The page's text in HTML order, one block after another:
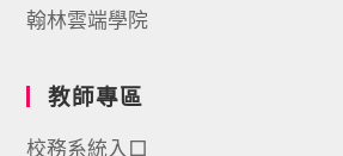
翰林雲端學院
教師專區
校務系統入口